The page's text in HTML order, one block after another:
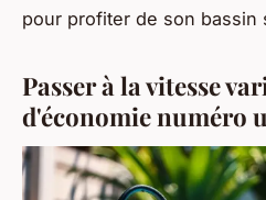
pour profiter de son bassin
Passer à la vitesse
d'économie numéro